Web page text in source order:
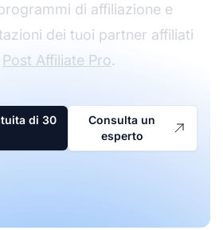
di affiliazione e
dei tuoi partner affiliati
Post Affiliate Pro.
di 30
Consulta un
esperto